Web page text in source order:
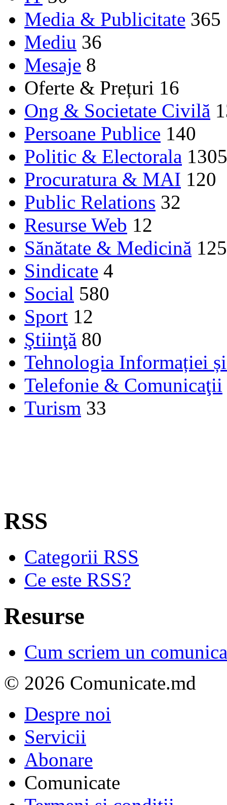
Media & Publicitate 365
Mediu 36
Mesaje 8
Oferte & Prețuri 16
Ong & Societate Civilă
Persoane Publice 140
Politic & Electorala 1305
Procuratura & MAI 120
Public Relations 32
Resurse Web 12
Sănătate & Medicină 125
Sindicate 4
Social 580
Sport 12
Ştiinţă 80
Tehnologia Informației
Telefonie & Comunicaţii
Turism 33
RSS
Categorii RSS
Ce este RSS?
Resurse
Cum scriem un
© 2026 Comunicate.md
Despre noi
Servicii
Abonare
Comunicate